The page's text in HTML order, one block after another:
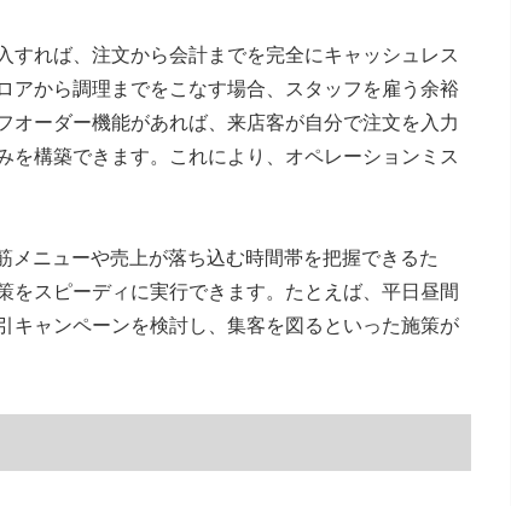
すれば、注文から会計までを完全にキャッシュレス
アから調理までをこなす場合、スタッフを雇う余裕
ーダー機能があれば、来店客が自分で注文を入力
を構築できます。これにより、オペレーションミス
メニューや売上が落ち込む時間帯を把握できるた
スピーディに実行できます。たとえば、平日昼間
キャンペーンを検討し、集客を図るといった施策が